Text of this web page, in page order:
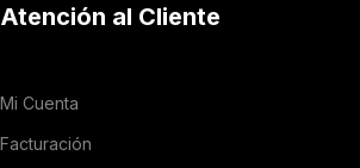
Atención al Cliente
Mi Cuenta
Facturación